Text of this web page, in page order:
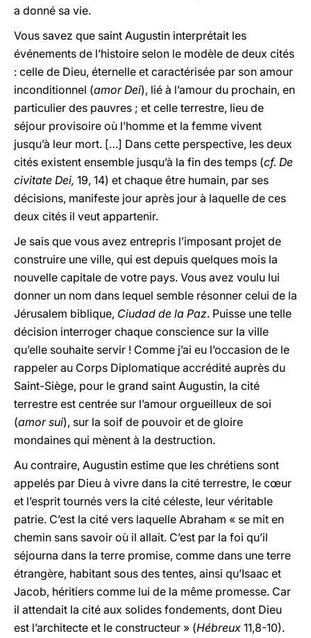
a donné sa vie.
Vous savez que saint Augustin interprétait les
événements de l’histoire selon le modèle de deux cités
: celle de Dieu, éternelle et caractérisée par son amour
inconditionnel (amor Dei), lié à l’amour du prochain, en
particulier des pauvres ; et celle terrestre, lieu de
séjour provisoire où l’homme et la femme vivent
jusqu’à leur mort. […] Dans cette perspective, les deux
cités existent ensemble jusqu’à la fin des temps (cf. De
civitate Dei, 19, 14) et chaque être humain, par ses
décisions, manifeste jour après jour à laquelle de ces
deux cités il veut appartenir.
Je sais que vous avez entrepris l’imposant projet de
construire une ville, qui est depuis quelques mois la
nouvelle capitale de votre pays. Vous avez voulu lui
donner un nom dans lequel semble résonner celui de la
Jérusalem biblique, Ciudad de la Paz. Puisse une telle
décision interroger chaque conscience sur la ville
qu’elle souhaite servir ! Comme j’ai eu l’occasion de le
rappeler au Corps Diplomatique accrédité auprès du
Saint-Siège, pour le grand saint Augustin, la cité
terrestre est centrée sur l’amour orgueilleux de soi
(amor sui), sur la soif de pouvoir et de gloire
mondaines qui mènent à la destruction.
Au contraire, Augustin estime que les chrétiens sont
appelés par Dieu à vivre dans la cité terrestre, le cœur
et l’esprit tournés vers la cité céleste, leur véritable
patrie. C’est la cité vers laquelle Abraham « se mit en
chemin sans savoir où il allait. C’est par la foi qu’il
séjourna dans la terre promise, comme dans une terre
étrangère, habitant sous des tentes, ainsi qu’Isaac et
Jacob, héritiers comme lui de la même promesse. Car
il attendait la cité aux solides fondements, dont Dieu
est l’architecte et le constructeur » (Hébreux 11,8-10).